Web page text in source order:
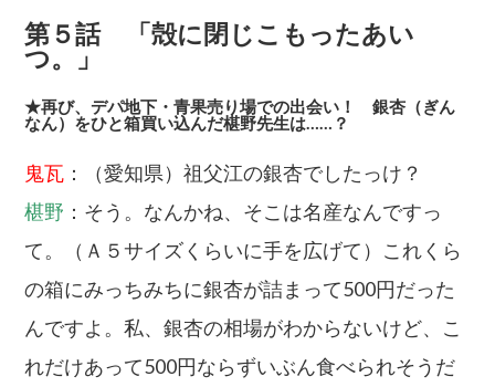
第５話 「殻に閉じこもったあい
つ。」
★再び、デパ地下・青果売り場での出会い！ 銀杏（ぎん
なん）をひと箱買い込んだ椹野先生は……？
鬼瓦 ：（愛知県）祖父江の銀杏でしたっけ？
椹野 ：そう。なんかね、そこは名産なんですっ
て。（Ａ５サイズくらいに手を広げて）これくら
の箱にみっちみちに銀杏が詰まって500円だった
んですよ。私、銀杏の相場がわからないけど、こ
れだけあって500円ならずいぶん食べられそうだ